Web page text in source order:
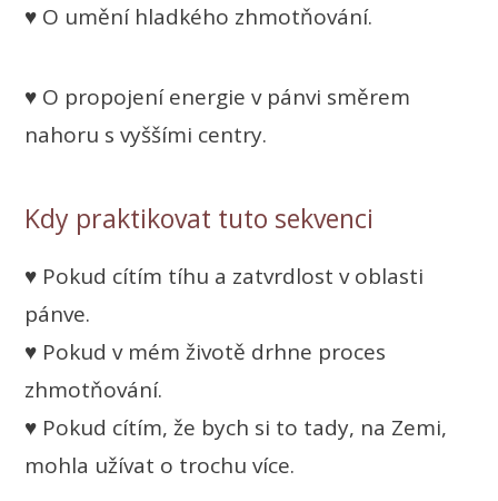
♥ O umění hladkého zhmotňování.
♥ O propojení energie v pánvi směrem
nahoru s vyššími centry.
Kdy praktikovat tuto sekvenci
♥ Pokud cítím tíhu a zatvrdlost v oblasti
pánve.
♥ Pokud v mém životě drhne proces
zhmotňování.
♥ Pokud cítím, že bych si to tady, na Zemi,
mohla užívat o trochu více.